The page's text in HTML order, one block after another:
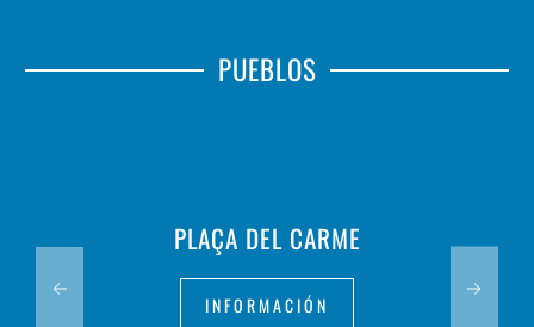
PUEBLOS
PLAÇA DEL CARME
INFORMACIÓN